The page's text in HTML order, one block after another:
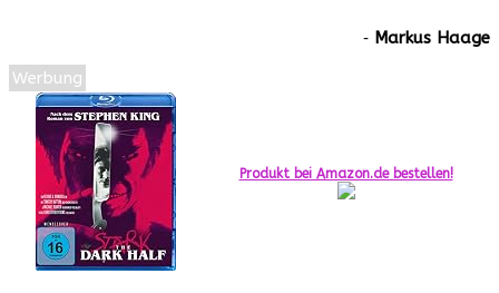
‐ Markus Haage
Werbung
Produkt bei Amazon.de bestellen!